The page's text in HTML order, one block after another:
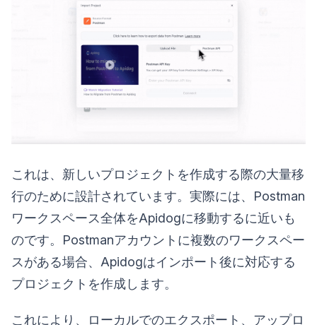
これは、新しいプロジェクトを作成する際の大量移
行のために設計されています。実際には、Postman
ワークスペース全体をApidogに移動するに近いも
のです。Postmanアカウントに複数のワークスペー
スがある場合、Apidogはインポート後に対応する
プロジェクトを作成します。
これにより、ローカルでのエクスポート、アップロ